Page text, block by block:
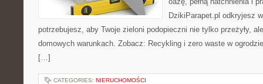
DzikiParapet.pl odkryjesz
potrzebujesz, aby Twoje zieloni podopieczni nie tylko przeżyły,
domowych warunkach. Zobacz: Recykling i zero waste w
[…]
CATEGORIES: NIERUCHOMOŚCI